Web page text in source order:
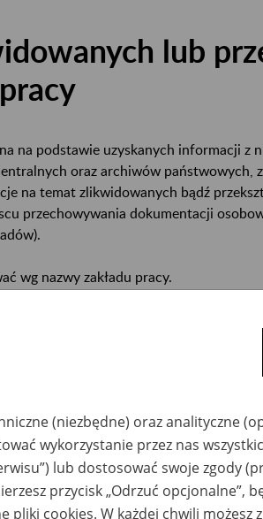
lub
na podstawie uzyskanych informacji z
oraz archiwów państwowych,
na temat zlikwidowanych bądź
przechowywania dokumentacji
wg nazwy zakładu pracy.
bazy
(niezbędne) oraz analityczne
wykorzystanie przez nas
lub dostosować swoje zgody
przycisk „Odrzuć opcjonalne”,
pliki cookies. W każdej chwili możesz